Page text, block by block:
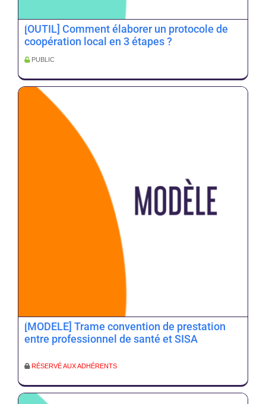
[OUTIL] Comment élaborer un protocole de
coopération local en 3 étapes ?
PUBLIC
[MODELE] Trame convention de prestation
entre professionnel de santé et SISA
RÉSERVÉ AUX ADHÉRENTS